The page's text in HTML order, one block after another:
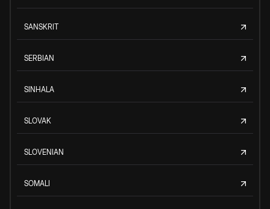
SANSKRIT
SERBIAN
SINHALA
SLOVAK
SLOVENIAN
SOMALI